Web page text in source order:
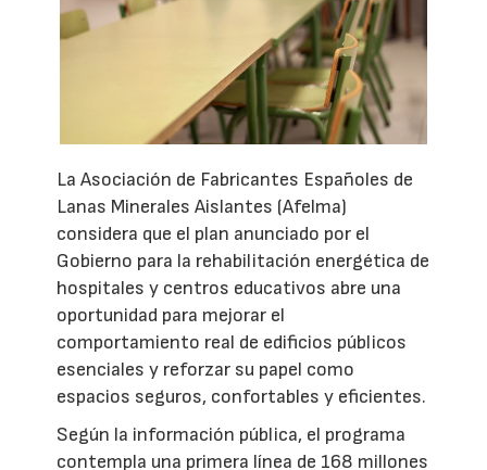
La Asociación de Fabricantes Españoles de
Lanas Minerales Aislantes (Afelma)
considera que el plan anunciado por el
Gobierno para la rehabilitación energética de
hospitales y centros educativos abre una
oportunidad para mejorar el
comportamiento real de edificios públicos
esenciales y reforzar su papel como
espacios seguros, confortables y eficientes.
Según la información pública, el programa
contempla una primera línea de 168 millones